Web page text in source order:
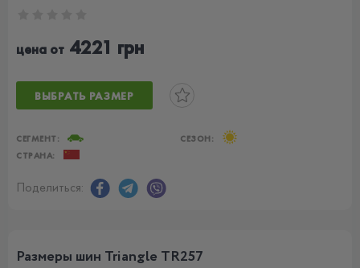
цена от 4221 грн
ВЫБРАТЬ РАЗМЕР
СЕГМЕНТ:
СЕЗОН:
СТРАНА:
Поделиться:
Размеры шин Triangle TR257